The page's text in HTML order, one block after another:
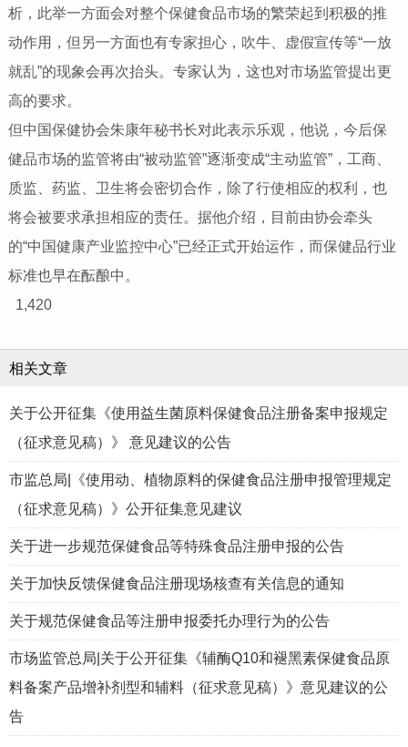
析，此举一方面会对整个保健食品市场的繁荣起到积极的推
动作用，但另一方面也有专家担心，吹牛、虚假宣传等“一放
就乱”的现象会再次抬头。专家认为，这也对市场监管提出更
高的要求。
但中国保健协会朱康年秘书长对此表示乐观，他说，今后保
健品市场的监管将由“被动监管”逐渐变成“主动监管”，工商、
质监、药监、卫生将会密切合作，除了行使相应的权利，也
将会被要求承担相应的责任。据他介绍，目前由协会牵头
的“中国健康产业监控中心”已经正式开始运作，而保健品行业
标准也早在酝酿中。
1,420
相关文章
关于公开征集《使用益生菌原料保健食品注册备案申报规定
（征求意见稿）》 意见建议的公告
市监总局|《使用动、植物原料的保健食品注册申报管理规定
（征求意见稿）》公开征集意见建议
关于进一步规范保健食品等特殊食品注册申报的公告
关于加快反馈保健食品注册现场核查有关信息的通知
关于规范保健食品等注册申报委托办理行为的公告
市场监管总局|关于公开征集《辅酶Q10和褪黑素保健食品原
料备案产品增补剂型和辅料（征求意见稿）》意见建议的公
告